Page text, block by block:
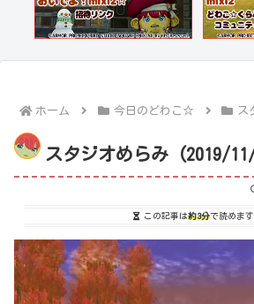
ホーム 今日のどわこ☆ ス
スタジオめらみ (2019/
この記事は約3分で読めます